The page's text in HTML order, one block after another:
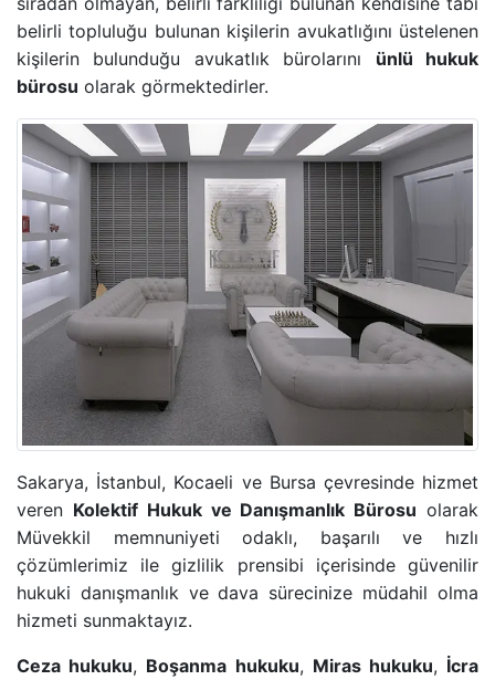
İZALE-I ŞUYU DAVASI
TAŞINMAZ SATIŞ VAADI SÖZLEŞMESI
ECRIMISIL DAVASI
KASTEN YARALAMA SUÇU
UYUŞTURUCU TICARETI DAVASI
ADLI KONTROL TEDBIRI
KONUT DOKUNULMAZLIĞININ IHLALI SUÇU
KOVUŞTURMAYA YER OLMADIĞINA DAIR KARAR
ÖZEL HAYATIN GIZLILIĞI SUÇU
CINSEL TACIZ SUÇU
TASARRUFUN IPTALI DAVASI
belirli topluluğu bulunan kişilerin avukatlığını üstelenen
kişilerin bulunduğu avukatlık bürolarını ünlü hukuk
bürosu olarak görmektedirler.
Sakarya, İstanbul, Kocaeli ve Bursa çevresinde hizmet
veren Kolektif Hukuk ve Danışmanlık Bürosu olarak
Müvekkil memnuniyeti odaklı, başarılı ve hızlı
çözümlerimiz ile gizlilik prensibi içerisinde güvenilir
hukuki danışmanlık ve dava sürecinize müdahil olma
hizmeti sunmaktayız.
Ceza hukuku, Boşanma hukuku, Miras hukuku, İcra